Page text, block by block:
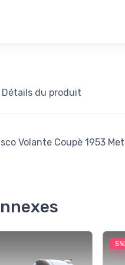
Détails du produit
Volante Coupè 1953
5%